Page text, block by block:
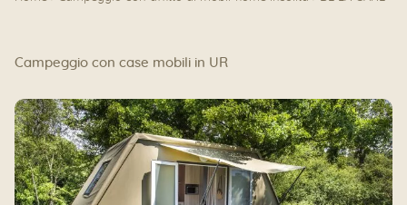
Campeggio con case mobili in UR